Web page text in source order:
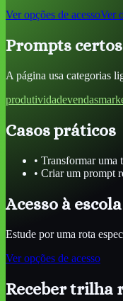
Ver opções de acessoVer
Prompts
A página usa categorias
produtividadevendas
Casos práticos
• Transformar uma
• Criar um prompt
Acesso à escola
Estude por uma rota
Ver opções de acesso
Receber trilha